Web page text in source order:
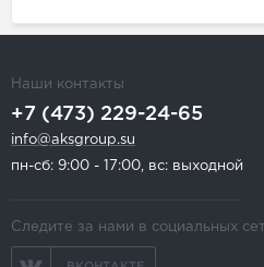
Наши контакты
+7 (473) 229-24-65
info@aksgroup.su
пн-сб: 9:00 - 17:00, вс: выходной
Следите за нами в социальных